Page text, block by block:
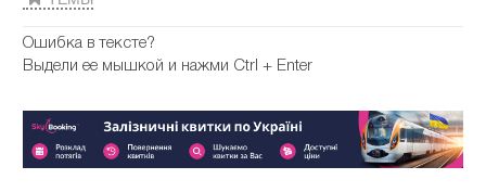
Ошибка в тексте?
Выдели ее мышкой и нажми Ctrl + Enter